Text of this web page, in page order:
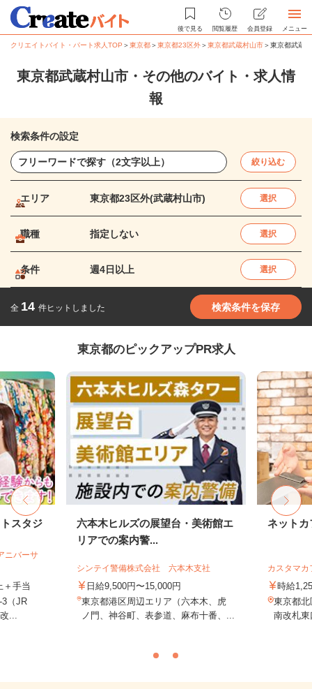
後で見る 閲覧履歴 会員登録 メニュー
クリエイトバイト・パート求人TOP ＞東京都＞東京都23区外＞東京都武蔵村山市＞東京都武蔵
東京都武蔵村山市・その他のバイト・求人情
報
検索条件の設定
絞り込む
エリア 東京都23区外(武蔵村山市) 選択
職種 指定しない 選択
条件 週4日以上 選択
全 14 件ヒットしました 検索条件を保存
東京都のピックアップPR求人
スタジ
ニバーサ
＋手当
3（JR
...
六本木ヒルズの展望台・美術館エ
リアでの案内警...
シンテイ警備株式会社 六本木支社
日給9,500円〜15,000円
東京都港区周辺エリア（六本木、虎
ノ門、神谷町、表参道、麻布十番、...
ネットカ
カスタマ
時給
東京都北
南改札